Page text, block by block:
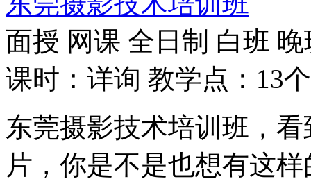
面授 网课 全日制 白班 晚
课时：详询 教学点：13个
东莞摄影技术培训班，
片，你是不是也想有这